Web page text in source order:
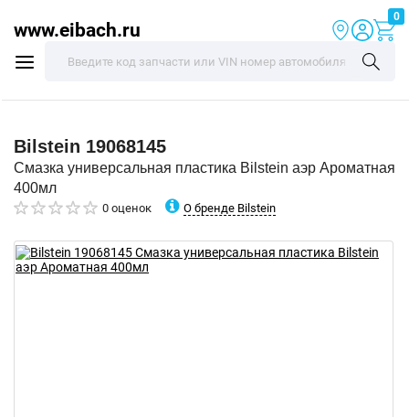
www.eibach.ru
0
Bilstein 19068145
Смазка универсальная пластика Bilstein аэр Ароматная
400мл
0 оценок О бренде Bilstein